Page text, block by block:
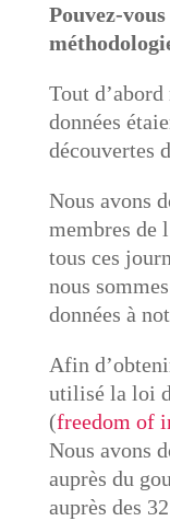
Pouvez-
Tout
données
découvertes
Nous avons
membres de
tous ces
nous
données à
Afin
utilisé la loi
(freedom of
Nous avons
auprès du
auprès des